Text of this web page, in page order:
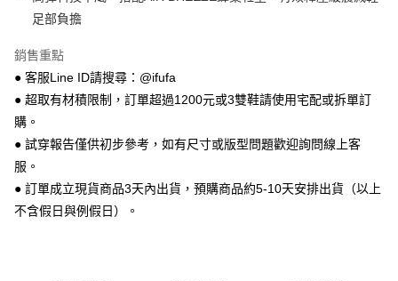
相關說明
AFTEE先享後付是「在收到商品之後才付款」的支付方式。 讓您購物簡單
１．簡單：不需註冊會員、不需綁卡、不需儲值。
２．便利：只要手機號碼，簡訊認證，即可結帳。
３．安心：先確認商品／服務後，再付款。
【「AFTEE先享後付」結帳流程】
１．於結帳方式選擇「AFTEE先享後付」後，將跳轉至「AFTEE先享後付」
２．訂單成立數日內，您將收到繳費通知簡訊。
３．收到繳費通知簡訊後14天內，點擊此簡訊中的連結，可透過四大超商／
ATM付款
運送方式
全家 取貨付款
每筆NT$70，滿NT$999(含以上)免運費
付款後 全家取貨
足部負擔
銷售重點
● 客服Line ID請搜尋：@ifufa
● 超取有材積限制，訂單超過1200元或3雙鞋請使用宅配或拆單訂
購。
● 試穿報告僅供初步參考，如有尺寸或版型問題歡迎詢問線上客
服。
● 訂單成立現貨商品3天內出貨，預購商品約5-10天安排出貨（以上
不含假日與例假日）。